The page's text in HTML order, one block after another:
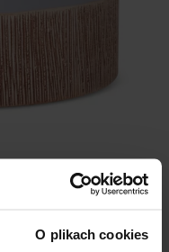
O plikach cookies
brązowa